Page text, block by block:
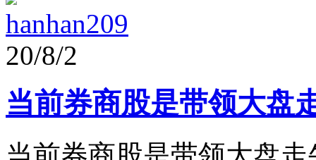
hanhan209
20/8/2
当前券商股是带领大盘